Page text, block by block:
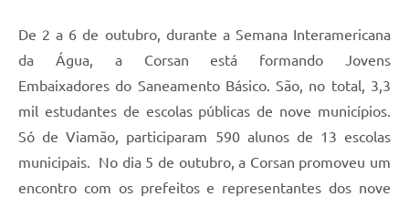
De 2 a 6 de outubro, durante a Semana Interamericana
da Água, a Corsan está formando Jovens
Embaixadores do Saneamento Básico. São, no total, 3,3
mil estudantes de escolas públicas de nove municípios.
Só de Viamão, participaram 590 alunos de 13 escolas
municipais. No dia 5 de outubro, a Corsan promoveu um
encontro com os prefeitos e representantes dos nove